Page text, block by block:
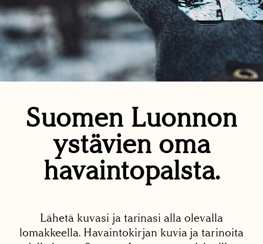
Suomen Luonnon
ystävien oma
havaintopalsta.
Lähetä kuvasi ja tarinasi alla olevalla
lomakkeella. Havaintokirjan kuvia ja tarinoita